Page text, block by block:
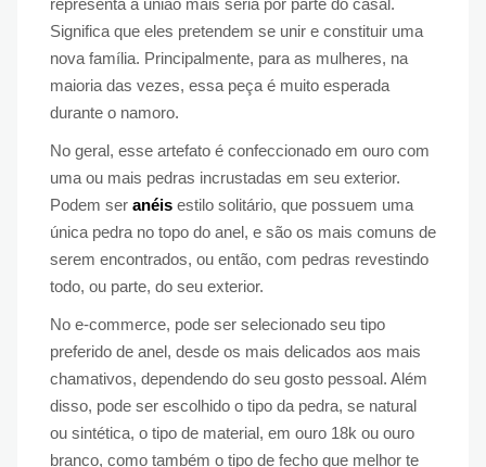
Significa que eles pretendem se unir e constituir uma
nova família. Principalmente, para as mulheres, na
maioria das vezes, essa peça é muito esperada
durante o namoro.
No geral, esse artefato é confeccionado em ouro com
uma ou mais pedras incrustadas em seu exterior.
Podem ser anéis estilo solitário, que possuem uma
única pedra no topo do anel, e são os mais comuns de
serem encontrados, ou então, com pedras revestindo
todo, ou parte, do seu exterior.
No e-commerce, pode ser selecionado seu tipo
preferido de anel, desde os mais delicados aos mais
chamativos, dependendo do seu gosto pessoal. Além
disso, pode ser escolhido o tipo da pedra, se natural
ou sintética, o tipo de material, em ouro 18k ou ouro
branco, como também o tipo de fecho que melhor te